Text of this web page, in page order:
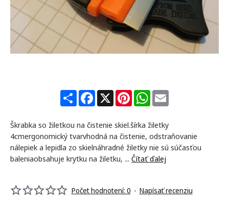
S
h
e
F
a
b
o
o
k
X
P
i
e
r
e
s
t
W
h
s
A
p
p
E
m
l
Škrabka so žiletkou na čistenie skiel.šírka žiletky
4cmergonomický tvarvhodná na čistenie, odstraňovanie
nálepiek a lepidla zo skielnáhradné žiletky nie sú súčasťou
baleniaobsahuje krytku na žiletku, ... Čítať ďalej
Počet hodnotení: 0 - Napísať recenziu